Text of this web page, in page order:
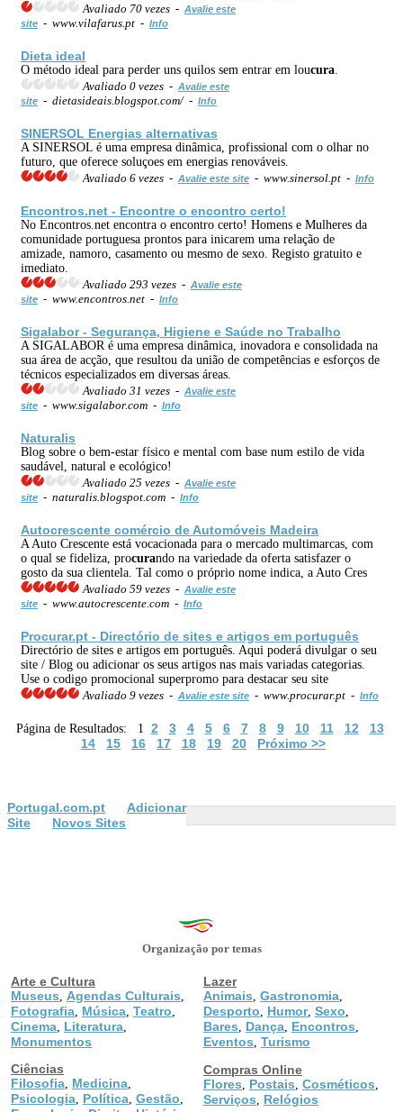
Avaliado 70 vezes - Avalie este
site - www.vilafarus.pt - Info
Dieta ideal
O método ideal para perder uns quilos sem entrar em loucura
Avaliado 0 vezes - Avalie este
site - dietasideais.blogspot.com/ - Info
SINERSOL Energias alternativas
A SINERSOL é uma empresa dinâmica, profissional com o olhar no
futuro, que oferece soluçoes em energias renováveis.
Avaliado 6 vezes - Avalie este site - www.sinersol.pt - Info
Encontros.net - Encontre o encontro certo!
No Encontros.net encontra o encontro certo! Homens e Mulheres da
comunidade portuguesa prontos para inicarem uma relação de
amizade, namoro, casamento ou mesmo de sexo. Registo gratuito e
imediato.
Avaliado 293 vezes - Avalie este
site - www.encontros.net - Info
Sigalabor - Segurança, Higiene e Saúde no Trabalho
A SIGALABOR é uma empresa dinâmica, inovadora e consolidada na
sua área de acção, que resultou da união de competências e esforços de
técnicos especializados em diversas áreas.
Avaliado 31 vezes - Avalie este
site - www.sigalabor.com - Info
Naturalis
Blog sobre o bem-estar físico e mental com base num estilo de vida
saudável, natural e ecológico!
Avaliado 25 vezes - Avalie este
site - naturalis.blogspot.com - Info
Autocrescente comércio de Automóveis Madeira
A Auto Crescente está vocacionada para o mercado multimarcas, com
o qual se fideliza, procurando na variedade da oferta satisfazer o
gosto da sua clientela. Tal como o próprio nome indica, a Auto Cres
Avaliado 59 vezes - Avalie este
site - www.autocrescente.com - Info
Procurar.pt - Directório de sites e artigos em português
Directório de sites e artigos em português. Aqui poderá divulgar o seu
site / Blog ou adicionar os seus artigos nas mais variadas categorias.
Use o codigo promocional superpromo para destacar seu site
Avaliado 9 vezes - Avalie este site - www.procurar.pt - Info
Página de Resultados: 1 2 3 4 5 6 7 8 9 10 11 12
13
14
15 16 17 18 19 20 Próximo >>
Portugal.com.pt
Adicionar
Site
Novos Sites
Organização por temas
Arte e Cultura
Museus
Agendas Culturais
Fotografia Música Teatro
Cinema Literatura
Monumentos
Ciências
Filosofia Medicina
Psicologia Política Gestão
Lazer
Animais Gastronomia
Desporto Humor, Sexo
Bares Dança Encontros
Eventos Turismo
Compras Online
Flores
Postais Cosméticos
Serviços Relógios